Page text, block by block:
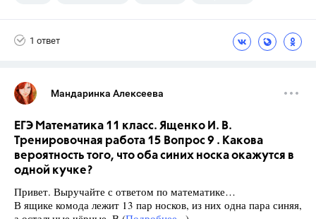
1 ответ
Мандаринка Алексеева
ЕГЭ Математика 11 класс. Ященко И. В.
Тренировочная работа 15 Вопрос 9 . Какова
вероятность того, что оба синих носка окажутся в
одной кучке?
Привет. Выручайте с ответом по математике…
В ящике комода лежит 13 пар носков, из них одна пара синяя,